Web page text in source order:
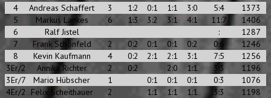
4
Andreas Schaffert 3 1:2 0:1 1:1 3:0 5:4
1373
5
Markus Lankes 6 1:3 3:2 3:1 4:1 11:7
1406
6
Ralf Jistel :
1287
7
Frank Schönfeld 2 0:2 0:1 0:1 0:2 0:6
1246
8
Kevin Kaufmann 4 0:2 2:1 2:1 3:1 7:5
1256
3Er/2
Annika Richter 2 0:2 2:0 1:1 3:3
1196
3Er/7
Mario Hübscher 1 0:1 0:1 0:1 0:3
1076
4Er/2
Felix Scheithauer 2 1:1 1:1 1:1 3:3 1198